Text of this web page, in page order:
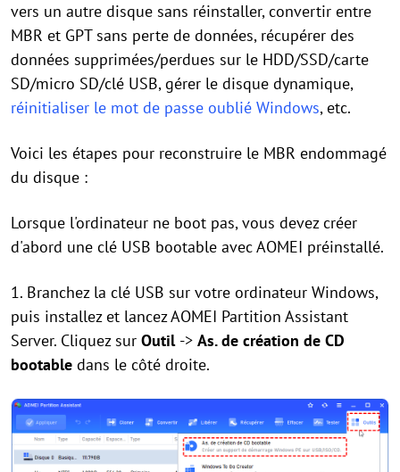
vers un autre disque sans réinstaller, convertir entre
MBR et GPT sans perte de données, récupérer des
données supprimées/perdues sur le HDD/SSD/carte
SD/micro SD/clé USB, gérer le disque dynamique,
réinitialiser le mot de passe oublié Windows, etc.
Voici les étapes pour reconstruire le MBR endommagé
du disque :
Lorsque l'ordinateur ne boot pas, vous devez créer
d'abord une clé USB bootable avec AOMEI préinstallé.
1. Branchez la clé USB sur votre ordinateur Windows,
puis installez et lancez AOMEI Partition Assistant
Server. Cliquez sur Outil -> As. de création de CD
bootable dans le côté droite.